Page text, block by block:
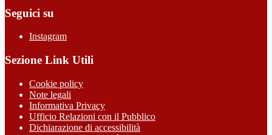
Seguici su
Instagram
Sezione Link Utili
Cookie policy
Note legali
Informativa Privacy
Ufficio Relazioni con il Pubblico
Dichiarazione di accessibilità